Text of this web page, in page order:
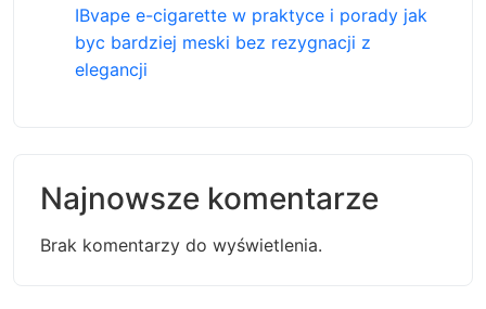
IBvape e-cigarette w praktyce i porady jak
byc bardziej meski bez rezygnacji z
elegancji
Najnowsze komentarze
Brak komentarzy do wyświetlenia.